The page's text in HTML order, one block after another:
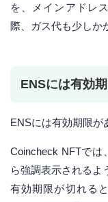
を、メインアドレ
際、ガス代も少しか
ENSには有効
ENSには有効期限が
Coincheck NFTで
ら強調表示されるよ
有効期限が切れる